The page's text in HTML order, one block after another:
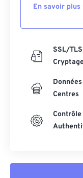
En savoir
SSL/TLS
Centres